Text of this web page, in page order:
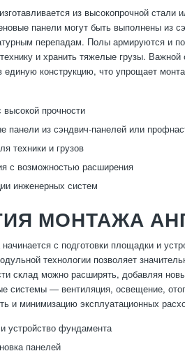
из высокопрочной
панели могут быть выполнены из
перепадам. Полы армируются и
и хранить тяжелые грузы.
единую конструкцию, что упрощает
прочности
панели из сэндвич-панелей или
техники и грузов
с возможностью расширения
инженерных систем
МОНТАЖА
с подготовки площадки и
технологии позволяет
склад можно расширять, добавляя
системы — вентиляция, освещение,
и минимизацию эксплуатационных
устройство фундамента
панелей